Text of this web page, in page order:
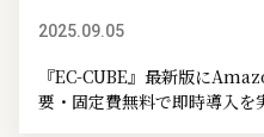
2025.09.05
『EC-CUBE』最新版に
要・固定費無料で即時導入を